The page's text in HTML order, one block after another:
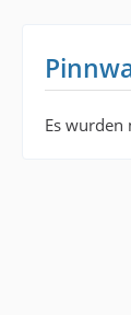
Es wurden